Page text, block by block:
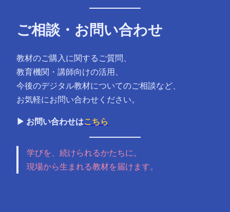
ご相談・お問い合わせ
教材のご購入に関するご質問、
教育機関・講師向けの活用、
今後のデジタル教材についてのご相談など、
お気軽にお問い合わせください。
▶ お問い合わせはこちら
学びを、続けられるかたちに。
現場から生まれる教材を届けます。